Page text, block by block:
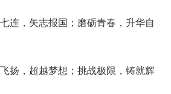
连，矢志报国；磨砺青春，升华自
扬，超越梦想；挑战极限，铸就辉